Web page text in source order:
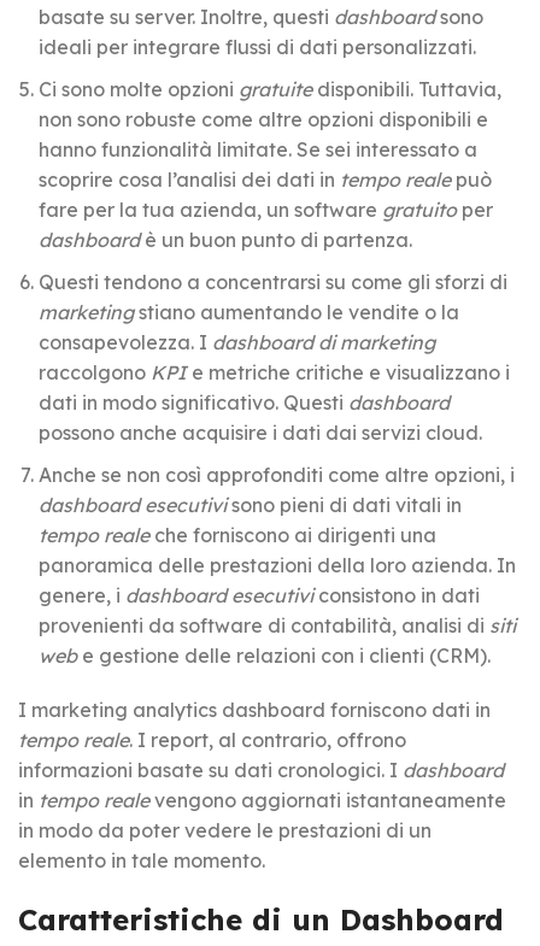
basate su server. Inoltre, questi dashboardsono
ideali per integrare flussi di dati personalizzati.
Ci sono molte opzioni gratuitedisponibili. Tuttavia,
non sono robuste come altre opzioni disponibili e
hanno funzionalità limitate. Se sei interessato a
scoprire cosa l’analisi dei dati in tempo realepuò
fare per la tua azienda, un software gratuitoper
dashboardè un buon punto di partenza.
Questi tendono a concentrarsi su come gli sforzi di
marketingstiano aumentando le vendite o la
consapevolezza. I dashboard di marketing
raccolgono KPIe metriche critiche e visualizzano i
dati in modo significativo. Questi dashboard
possono anche acquisire i dati dai servizi cloud.
Anche se non così approfonditi come altre opzioni, i
dashboard esecutivisono pieni di dati vitali in
tempo realeche forniscono ai dirigenti una
panoramica delle prestazioni della loro azienda. In
genere, i dashboard esecutiviconsistono in dati
provenienti da software di contabilità, analisi di siti
webe gestione delle relazioni con i clienti (CRM).
I marketing analytics dashboard forniscono dati in
tempo reale. I report, al contrario, offrono
informazioni basate su dati cronologici. I dashboard
in tempo realevengono aggiornati istantaneamente
in modo da poter vedere le prestazioni di un
elemento in tale momento.
Caratteristiche di un Dashboard